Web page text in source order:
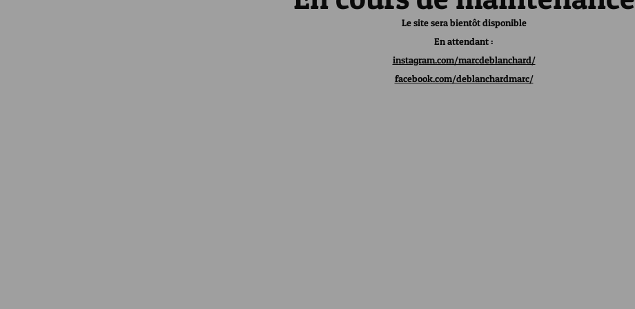
Le site sera bientôt disponible
En attendant :
instagram.com/marcdeblanchard/
facebook.com/deblanchardmarc/